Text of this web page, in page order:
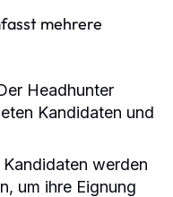
mehrere
Headhunter
Kandidaten und
werden
um ihre Eignung